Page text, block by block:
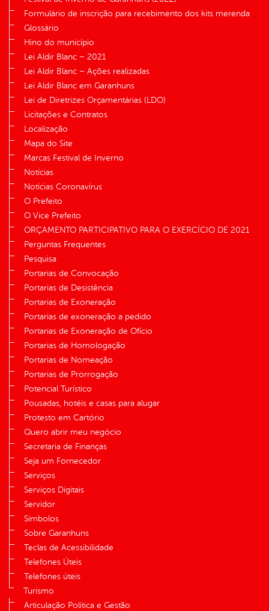
Formulário de inscrição para recebimento dos kits merenda
Glossário
Hino do município
Lei Aldir Blanc – 2021
Lei Aldir Blanc – Ações realizadas
Lei Aldir Blanc em Garanhuns
Lei de Diretrizes Orçamentárias (LDO)
Licitações e Contratos
Localização
Mapa do Site
Marcas Festival de Inverno
Notícias
Notícias Coronavírus
O Prefeito
O Vice Prefeito
ORÇAMENTO PARTICIPATIVO PARA O EXERCÍCIO DE 2021
Perguntas Frequentes
Pesquisa
Portarias de Convocação
Portarias de Desistência
Portarias de Exoneração
Portarias de exoneração a pedido
Portarias de Exoneração de Ofício
Portarias de Homologação
Portarias de Nomeação
Portarias de Prorrogação
Potencial Turístico
Pousadas, hotéis e casas para alugar
Protesto em Cartório
Quero abrir meu negócio
Secretaria de Finanças
Seja um Fornecedor
Serviços
Serviços Digitais
Servidor
Símbolos
Sobre Garanhuns
Teclas de Acessibilidade
Telefones Úteis
Telefones úteis
Turismo
Articulação Política e Gestão